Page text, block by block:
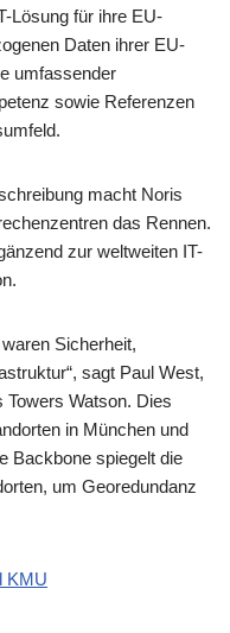
Lösung für ihre EU-
Daten ihrer EU-
umfassender
sowie Referenzen
macht Noris
das Rennen.
zur weltweiten IT-
Sicherheit,
sagt Paul West,
Watson. Dies
in München und
Backbone spiegelt die
um Georedundanz
KMU